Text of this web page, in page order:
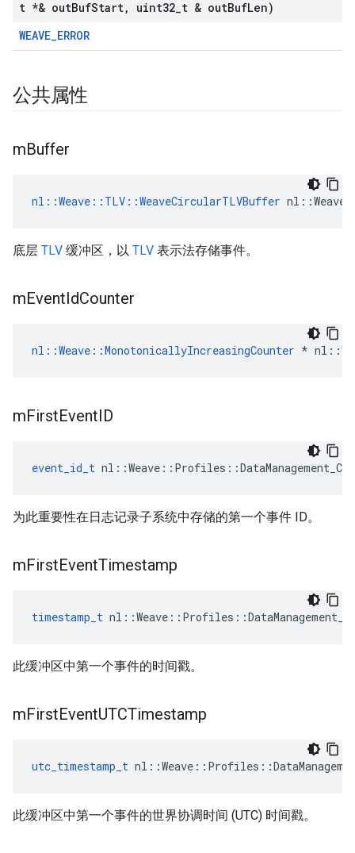
t *& outBufStart, uint32 t & outBufLen)
WEAVE_ERROR
公共属性
mBuffer
nl::Weave::TLV::WeaveCircularTLVBuffer
底层 TLV 缓冲区，以 TLV 表示法存储事件。
mEventIdCounter
nl::Weave::MonotonicallyIncreasingCounter *
mFirstEventID
event_id_t
为此重要性在日志记录子系统中存储的第一个事件 ID。
mFirstEventTimestamp
timestamp_t
此缓冲区中第一个事件的时间戳。
mFirstEventUTCTimestamp
utc_timestamp_t
此缓冲区中第一个事件的世界协调时间 (UTC) 时间戳。